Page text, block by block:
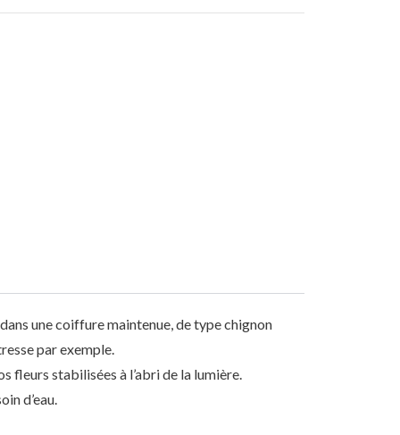
une coiffure maintenue, de type chignon
par exemple.
fleurs stabilisées à l’abri de la lumière.
d’eau.